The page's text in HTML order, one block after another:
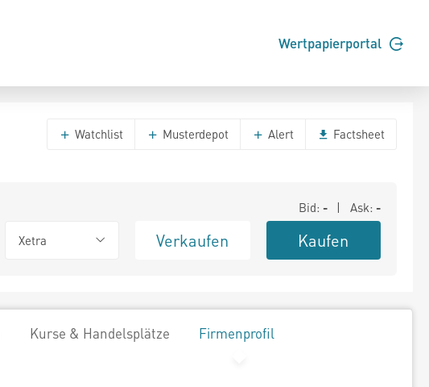
Wertpapierportal
Watchlist Musterdepot Alert Factsheet
Bid: - | Ask: -
Xetra Verkaufen Kaufen
Kurse & Handelsplätze Firmenprofil